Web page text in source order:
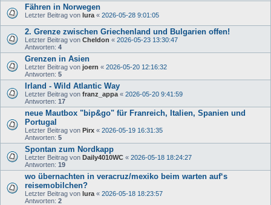
Fähren in Norwegen
Letzter Beitrag von lura « 2026-05-28 9:01:05
2. Grenze zwischen Griechenland und Bulgarien offen!
Letzter Beitrag von Cheldon « 2026-05-23 13:30:47
Antworten: 4
Grenzen in Asien
Letzter Beitrag von joern « 2026-05-20 12:16:32
Antworten: 5
Irland - Wild Atlantic Way
Letzter Beitrag von franz_appa « 2026-05-20 9:41:59
Antworten: 17
neue Mautbox "bip&go" für Franreich, Italien, Spanien und
Portugal
Letzter Beitrag von Pirx « 2026-05-19 16:31:35
Antworten: 5
Spontan zum Nordkapp
Letzter Beitrag von Daily4010WC « 2026-05-18 18:24:27
Antworten: 19
wo übernachten in veracruz/mexiko beim warten auf‘s
reisemobilchen?
Letzter Beitrag von lura « 2026-05-18 18:23:57
Antworten: 2